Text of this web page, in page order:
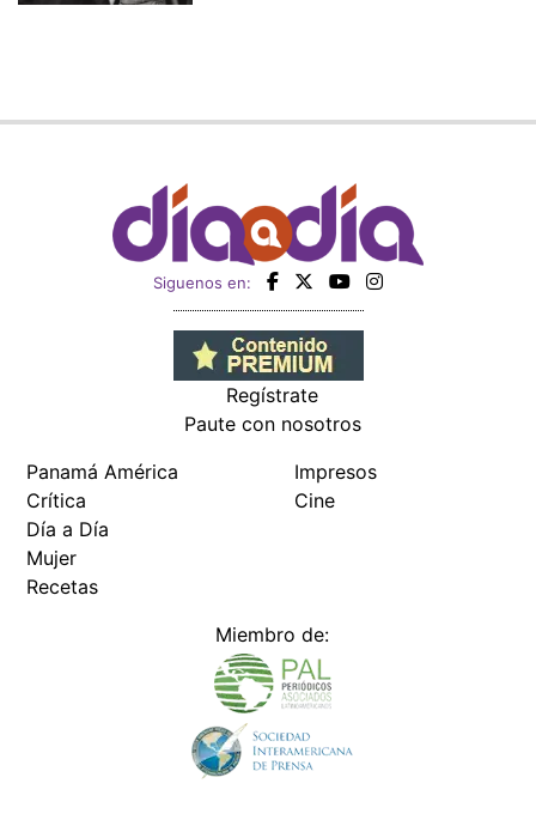
Siguenos en:
Regístrate
Paute con nosotros
Panamá América
Crítica
Día a Día
Mujer
Recetas
Impresos
Cine
Miembro de: